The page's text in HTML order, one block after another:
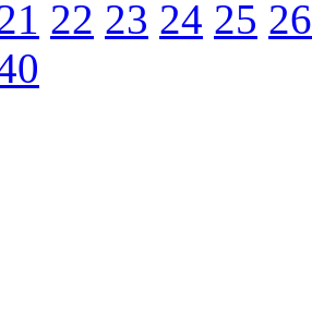
22 23 24 25 26